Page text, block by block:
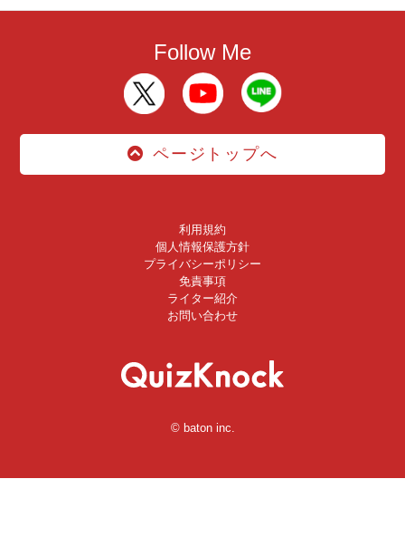
Follow Me
ページトップへ
利用規約
個人情報保護方針
プライバシーポリシー
免責事項
ライター紹介
お問い合わせ
© baton inc.